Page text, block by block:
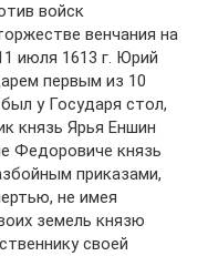
войск
венчания на
июля 1613 г. Юрий
первым из 10
у Государя стол,
князь Ярья Еншин
Федоровиче князь
приказами,
не имея
земель князю
своей